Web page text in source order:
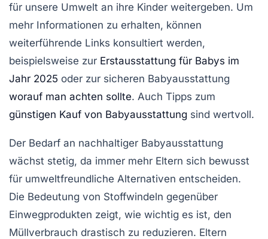
für unsere Umwelt an ihre Kinder weitergeben. Um
mehr Informationen zu erhalten, können
weiterführende Links konsultiert werden,
beispielsweise zur Erstausstattung für Babys im
Jahr 2025 oder zur sicheren Babyausstattung
worauf man achten sollte. Auch Tipps zum
günstigen Kauf von Babyausstattung sind wertvoll.
Der Bedarf an nachhaltiger Babyausstattung
wächst stetig, da immer mehr Eltern sich bewusst
für umweltfreundliche Alternativen entscheiden.
Die Bedeutung von Stoffwindeln gegenüber
Einwegprodukten zeigt, wie wichtig es ist, den
Müllverbrauch drastisch zu reduzieren. Eltern